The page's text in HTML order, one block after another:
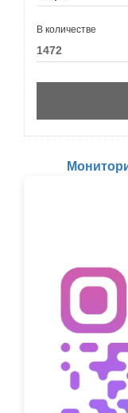
В количестве